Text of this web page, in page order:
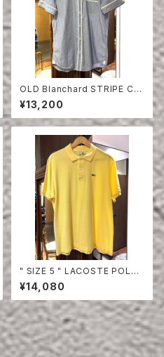
OLD Blanchard STRIPE CO
TTON HALF SLEEVE SHIRT
¥13,200
" SIZE 5 " LACOSTE POLO
SHIRT YELLOW
¥14,080